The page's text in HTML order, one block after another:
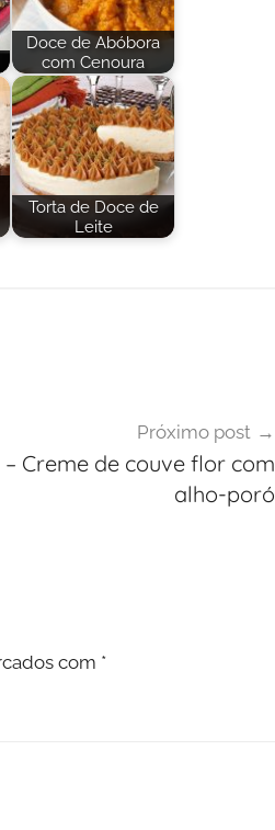
Doce de Abóbora
com Cenoura
Torta de Doce de
Leite
Próximo post
Creme de couve flor com
alho-poró
com *